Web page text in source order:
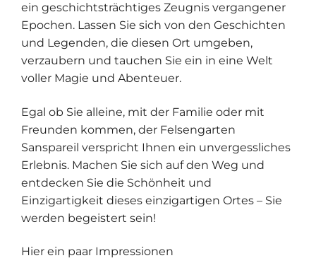
ein geschichtsträchtiges Zeugnis vergangener
Epochen. Lassen Sie sich von den Geschichten
und Legenden, die diesen Ort umgeben,
verzaubern und tauchen Sie ein in eine Welt
voller Magie und Abenteuer.
Egal ob Sie alleine, mit der Familie oder mit
Freunden kommen, der Felsengarten
Sanspareil verspricht Ihnen ein unvergessliches
Erlebnis. Machen Sie sich auf den Weg und
entdecken Sie die Schönheit und
Einzigartigkeit dieses einzigartigen Ortes – Sie
werden begeistert sein!
Hier ein paar Impressionen